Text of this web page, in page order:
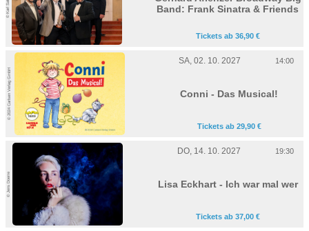
Band: Frank Sinatra & Friends
Tickets ab 36,90 €
© 2024 Carlsen Verlag GmbH
SA, 02. 10. 2027 14:00
Conni - Das Musical!
Tickets ab 29,90 €
© Jens Doerre
DO, 14. 10. 2027 19:30
Lisa Eckhart - Ich war mal wer
Tickets ab 37,00 €